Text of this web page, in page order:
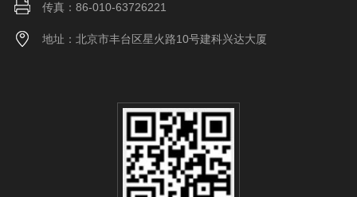
传真：86-010-63726221
地址：北京市丰台区星火路10号建科兴达大厦